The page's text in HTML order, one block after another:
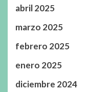
abril 2025
marzo 2025
febrero 2025
enero 2025
diciembre 2024